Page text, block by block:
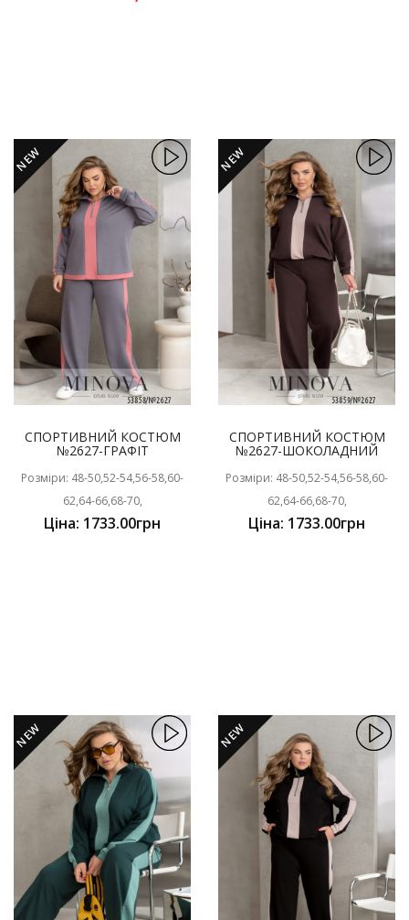
NEW
СПОРТИВНИЙ КОСТЮМ
№2627-ГРАФІТ
Розміри: 48-50,52-54,56-58,60-
62,64-66,68-70,
Ціна: 1733.00грн
NEW
СПОРТИВНИЙ КОСТЮМ
№2627-ШОКОЛАДНИЙ
Розміри: 48-50,52-54,56-58,60-
62,64-66,68-70,
Ціна: 1733.00грн
NEW NEW